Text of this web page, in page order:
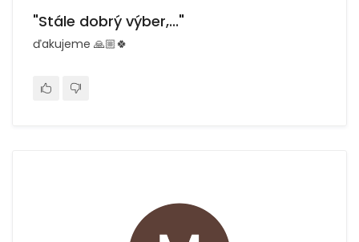
"Stále dobrý výber,..."
ďakujeme 🙏🏼🍀